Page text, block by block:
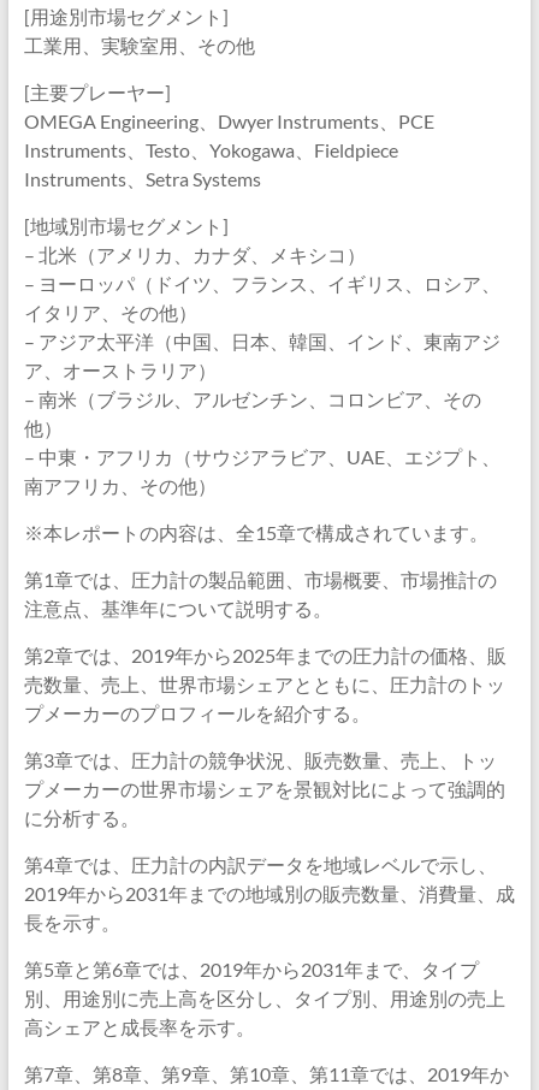
[用途別市場セグメント]
工業用、実験室用、その他
[主要プレーヤー]
OMEGA Engineering、Dwyer Instruments、PCE
Instruments、Testo、Yokogawa、Fieldpiece
Instruments、Setra Systems
[地域別市場セグメント]
– 北米（アメリカ、カナダ、メキシコ）
– ヨーロッパ（ドイツ、フランス、イギリス、ロシア、
イタリア、その他）
– アジア太平洋（中国、日本、韓国、インド、東南アジ
ア、オーストラリア）
– 南米（ブラジル、アルゼンチン、コロンビア、その
他）
– 中東・アフリカ（サウジアラビア、UAE、エジプト、
南アフリカ、その他）
※本レポートの内容は、全15章で構成されています。
第1章では、圧力計の製品範囲、市場概要、市場推計の
注意点、基準年について説明する。
第2章では、2019年から2025年までの圧力計の価格、販
売数量、売上、世界市場シェアとともに、圧力計のトッ
プメーカーのプロフィールを紹介する。
第3章では、圧力計の競争状況、販売数量、売上、トッ
プメーカーの世界市場シェアを景観対比によって強調的
に分析する。
第4章では、圧力計の内訳データを地域レベルで示し、
2019年から2031年までの地域別の販売数量、消費量、成
長を示す。
第5章と第6章では、2019年から2031年まで、タイプ
別、用途別に売上高を区分し、タイプ別、用途別の売上
高シェアと成長率を示す。
第7章、第8章、第9章、第10章、第11章では、2019年か